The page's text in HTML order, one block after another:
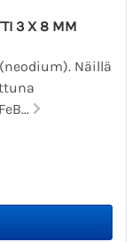
3 X 8 MM
Näillä